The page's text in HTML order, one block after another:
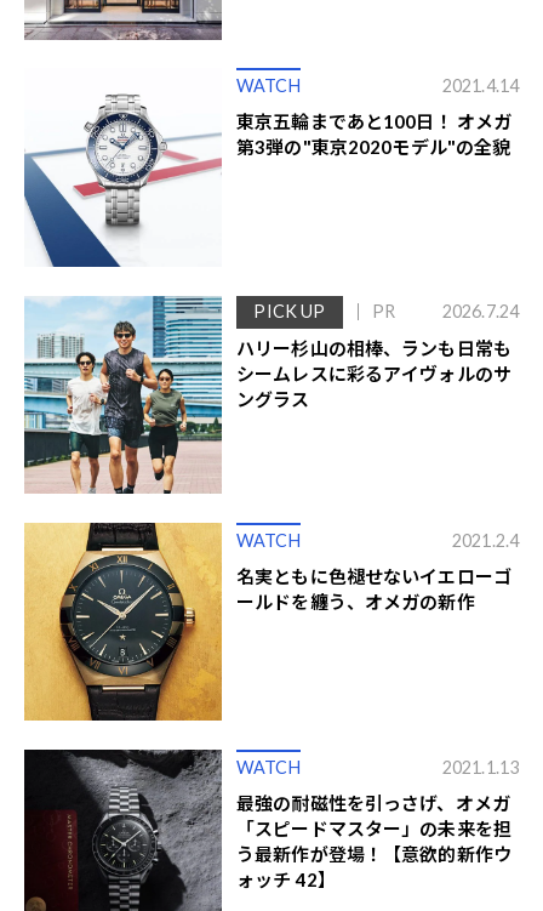
WATCH 2021.4.14
東京五輪まであと100日！ オメガ
第3弾の"東京2020モデル"の全貌
PICK UP PR 2026.7.24
ハリー杉山の相棒、ランも日常も
シームレスに彩るアイヴォルのサ
ングラス
WATCH 2021.2.4
名実ともに色褪せないイエローゴ
ールドを纏う、オメガの新作
WATCH 2021.1.13
最強の耐磁性を引っさげ、オメガ
「スピードマスター」の未来を担
う最新作が登場！【意欲的新作ウ
ォッチ 42】